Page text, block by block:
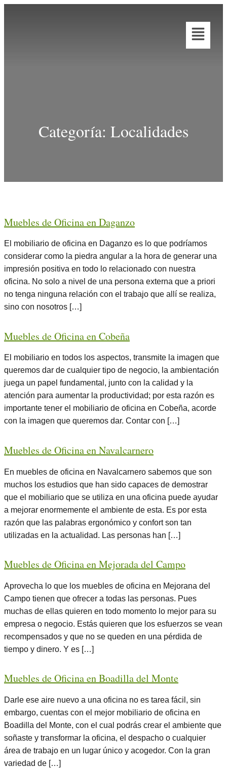
Categoría: Localidades
Muebles de Oficina en Daganzo
El mobiliario de oficina en Daganzo es lo que podríamos
considerar como la piedra angular a la hora de generar una
impresión positiva en todo lo relacionado con nuestra
oficina. No solo a nivel de una persona externa que a priori
no tenga ninguna relación con el trabajo que allí se realiza,
sino con nosotros […]
Muebles de Oficina en Cobeña
El mobiliario en todos los aspectos, transmite la imagen que
queremos dar de cualquier tipo de negocio, la ambientación
juega un papel fundamental, junto con la calidad y la
atención para aumentar la productividad; por esta razón es
importante tener el mobiliario de oficina en Cobeña, acorde
con la imagen que queremos dar. Contar con […]
Muebles de Oficina en Navalcarnero
En muebles de oficina en Navalcarnero sabemos que son
muchos los estudios que han sido capaces de demostrar
que el mobiliario que se utiliza en una oficina puede ayudar
a mejorar enormemente el ambiente de esta. Es por esta
razón que las palabras ergonómico y confort son tan
utilizadas en la actualidad. Las personas han […]
Muebles de Oficina en Mejorada del Campo
Aprovecha lo que los muebles de oficina en Mejorana del
Campo tienen que ofrecer a todas las personas. Pues
muchas de ellas quieren en todo momento lo mejor para su
empresa o negocio. Estás quieren que los esfuerzos se vean
recompensados y que no se queden en una pérdida de
tiempo y dinero. Y es […]
Muebles de Oficina en Boadilla del Monte
Darle ese aire nuevo a una oficina no es tarea fácil, sin
embargo, cuentas con el mejor mobiliario de oficina en
Boadilla del Monte, con el cual podrás crear el ambiente que
soñaste y transformar la oficina, el despacho o cualquier
área de trabajo en un lugar único y acogedor. Con la gran
variedad de […]